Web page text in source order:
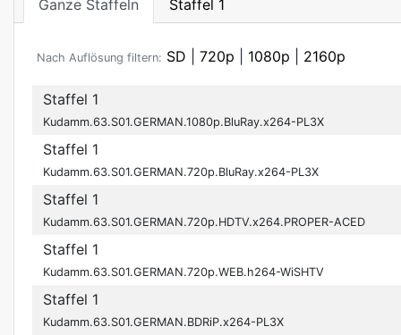
Ganze Staffeln Staffel 1
Nach Auflösung filtern: SD 720p 1080p 2160p
Staffel 1
Kudamm.63.S01.GERMAN.1080p.BluRay.x264-PL3X
Staffel 1
Kudamm.63.S01.GERMAN.720p.BluRay.x264-PL3X
Staffel 1
Kudamm.63.S01.GERMAN.720p.HDTV.x264.PROPER-ACED
Staffel 1
Kudamm.63.S01.GERMAN.720p.WEB.h264-WiSHTV
Staffel 1
Kudamm.63.S01.GERMAN.BDRiP.x264-PL3X